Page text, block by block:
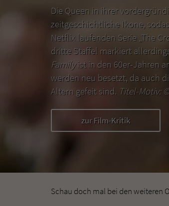
Die Queen in ihrer
zeitgeschichtliche Ikone,
Netflix laufenden Serie „The
dritte Staffel markiert
Familyist in den 60er-Jahren
werden neu besetzt, da auch
Altern gefeit sind. Titel-Motiv:
zur Film-Kritik
Schau doch mal bei den weiteren